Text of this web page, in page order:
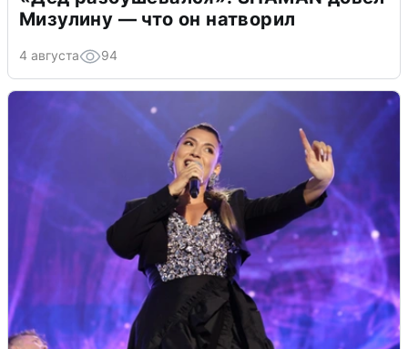
Мизулину — что он натворил
4 августа 94